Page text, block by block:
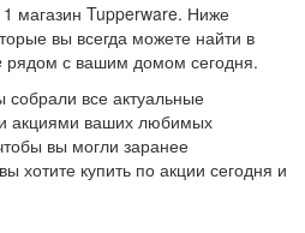
магазин Tupperware. Ниже
вы всегда можете найти в
рядом с вашим домом сегодня.
все актуальные
акциями ваших любимых
вы могли заранее
хотите купить по акции сегодня и